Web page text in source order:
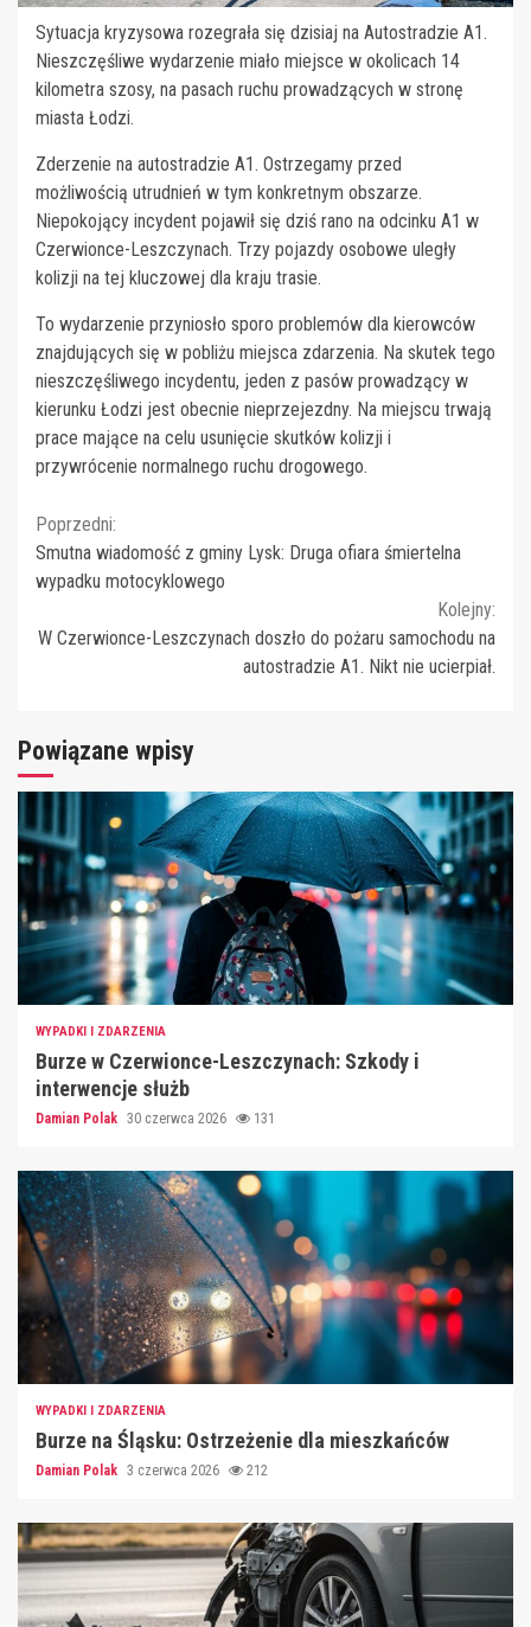
Sytuacja kryzysowa rozegrała się dzisiaj na Autostradzie A1.
Nieszczęśliwe wydarzenie miało miejsce w okolicach 14
kilometra szosy, na pasach ruchu prowadzących w stronę
miasta Łodzi.
Zderzenie na autostradzie A1. Ostrzegamy przed
możliwością utrudnień w tym konkretnym obszarze.
Niepokojący incydent pojawił się dziś rano na odcinku A1 w
Czerwionce-Leszczynach. Trzy pojazdy osobowe uległy
kolizji na tej kluczowej dla kraju trasie.
To wydarzenie przyniosło sporo problemów dla kierowców
znajdujących się w pobliżu miejsca zdarzenia. Na skutek tego
nieszczęśliwego incydentu, jeden z pasów prowadzący w
kierunku Łodzi jest obecnie nieprzejezdny. Na miejscu trwają
prace mające na celu usunięcie skutków kolizji i
przywrócenie normalnego ruchu drogowego.
Continue
Reading
Poprzedni:
Smutna wiadomość z gminy Lysk: Druga ofiara śmiertelna
wypadku motocyklowego
Kolejny:
W Czerwionce-Leszczynach doszło do pożaru samochodu na
autostradzie A1. Nikt nie ucierpiał.
Powiązane wpisy
WYPADKI I ZDARZENIA
Burze w Czerwionce-Leszczynach: Szkody i
interwencje służb
Damian Polak 30 czerwca 2026 131
WYPADKI I ZDARZENIA
Burze na Śląsku: Ostrzeżenie dla mieszkańców
Damian Polak 3 czerwca 2026 212